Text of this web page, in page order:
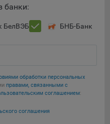
банки:
БелВЭБ БНБ-Банк
обработки персональных
правами, связанными с
соглашением:
соглашения